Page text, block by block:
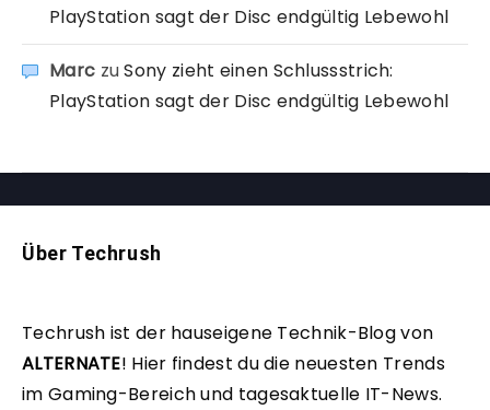
PlayStation sagt der Disc endgültig Lebewohl
Marc zuSony zieht einen Schlussstrich:
PlayStation sagt der Disc endgültig Lebewohl
Über Techrush
Techrush ist der hauseigene Technik-Blog von
ALTERNATE! Hier findest du die neuesten Trends
im Gaming-Bereich und tagesaktuelle IT-News.